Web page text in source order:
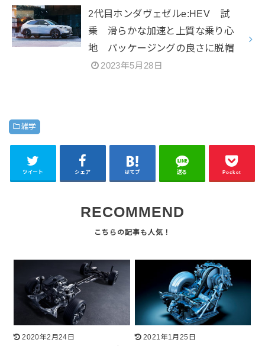
2代目ホンダヴェゼルe:HEV 試
乗 滑らかな加速と上質な乗り心
地 パッケージングの良さに脱帽
2023年5月28日
雑学
ツイート シェア はてブ 送る Pocket
RECOMMEND
2020年2月24日
2021年1月25日